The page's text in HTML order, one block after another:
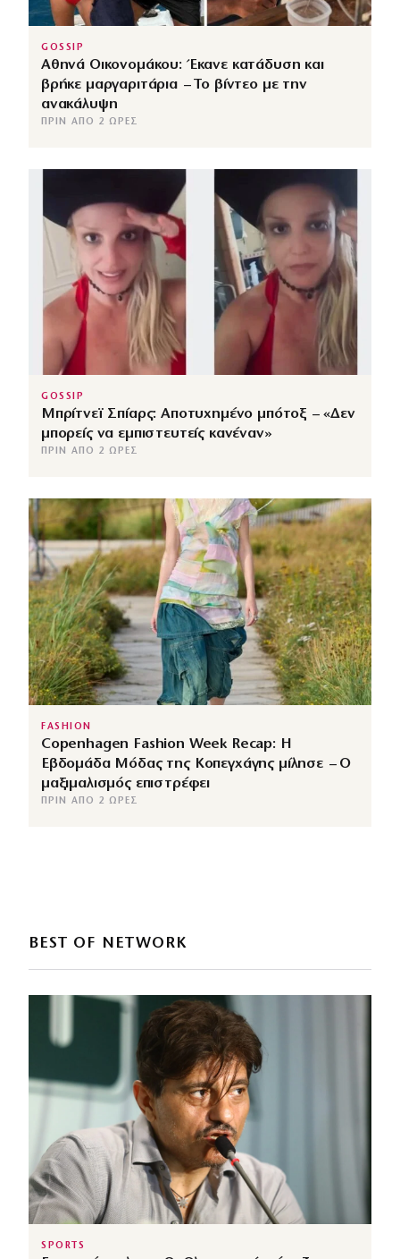
GOSSIP
Αθηνά Οικονομάκου: Έκανε κατάδυση και
βρήκε μαργαριτάρια – Το βίντεο με την
ανακάλυψη
ΠΡΙΝ ΑΠΌ 2 ΏΡΕΣ
GOSSIP
Μπρίτνεϊ Σπίαρς: Αποτυχημένο μπότοξ – «Δεν
μπορείς να εμπιστευτείς κανέναν»
ΠΡΙΝ ΑΠΌ 2 ΏΡΕΣ
FASHION
Copenhagen Fashion Week Recap: Η
Εβδομάδα Μόδας της Κοπεγχάγης μίλησε – Ο
μαξιμαλισμός επιστρέφει
ΠΡΙΝ ΑΠΌ 2 ΏΡΕΣ
BEST OF NETWORK
SPORTS